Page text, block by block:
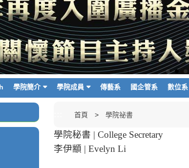
學院簡介 學院成員 傳藝系 國企管系 數位系
首頁 學院祕書
學院秘書 | College Secretary
李伊顓 | Evelyn Li